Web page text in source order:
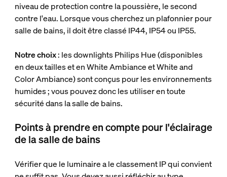
niveau de protection contre la poussière, le second
contre l'eau. Lorsque vous cherchez un plafonnier pour
salle de bains, il doit être classé IP44, IP54 ou IP55.
Notre choix: les downlights Philips Hue (disponibles
en deux tailles et en White Ambiance et White and
Color Ambiance) sont conçus pour les environnements
humides ; vous pouvez donc les utiliser en toute
sécurité dans la salle de bains.
Points à prendre en compte pour l'éclairage
de la salle de bains
Vérifier que le luminaire a le classement IP qui convient